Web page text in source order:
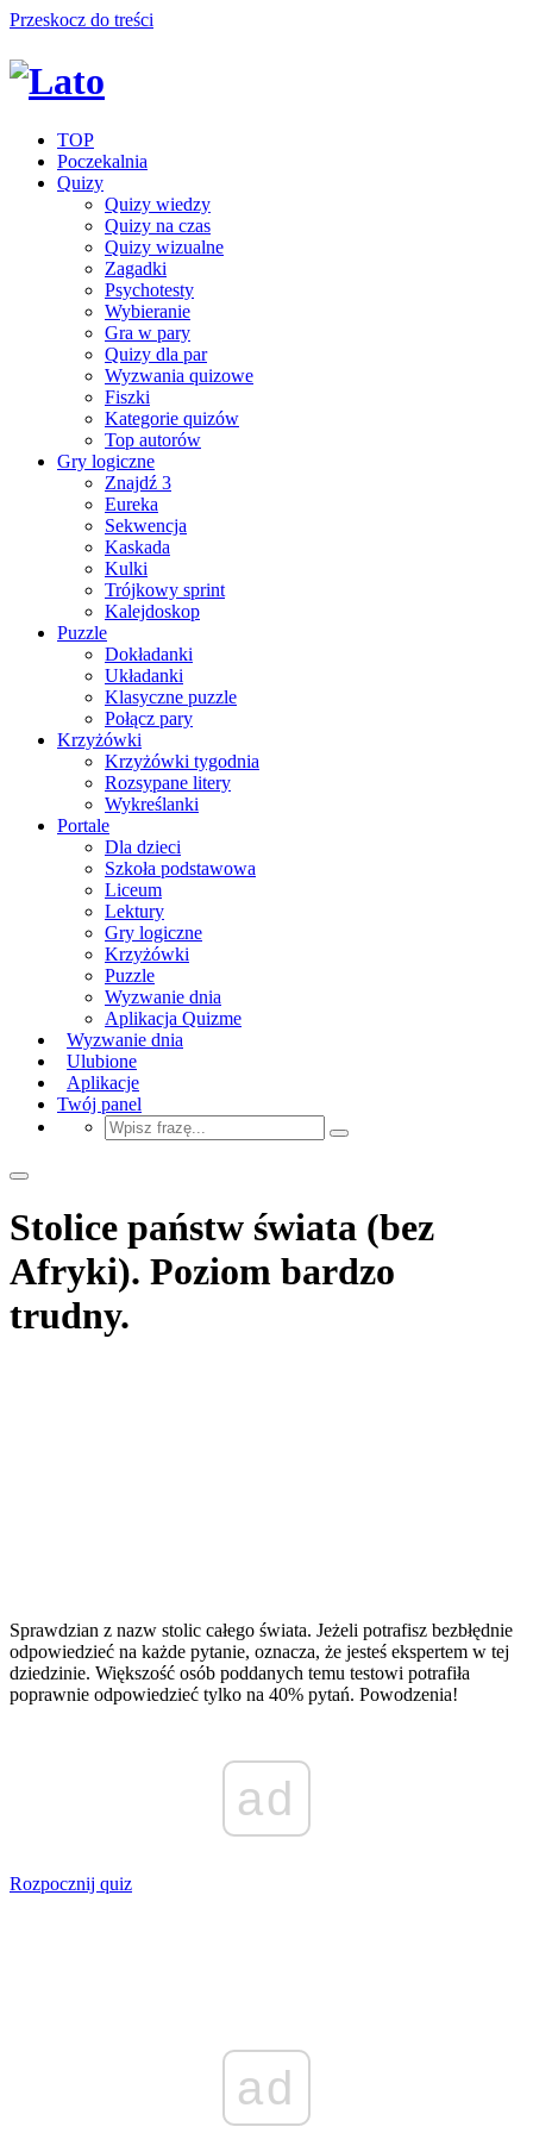
Przeskocz do treści
TOP
Poczekalnia
Quizy
Quizy wiedzy
Quizy na czas
Quizy wizualne
Zagadki
Psychotesty
Wybieranie
Gra w pary
Quizy dla par
Wyzwania quizowe
Fiszki
Kategorie quizów
Top autorów
Gry logiczne
Znajdź 3
Eureka
Sekwencja
Kaskada
Kulki
Trójkowy sprint
Kalejdoskop
Puzzle
Dokładanki
Układanki
Klasyczne puzzle
Połącz pary
Krzyżówki
Krzyżówki tygodnia
Rozsypane litery
Wykreślanki
Portale
Dla dzieci
Szkoła podstawowa
Liceum
Lektury
Gry logiczne
Krzyżówki
Puzzle
Wyzwanie dnia
Aplikacja Quizme
Wyzwanie dnia
Ulubione
Aplikacje
Twój panel
Stolice państw świata (bez
Afryki). Poziom bardzo
trudny.
Sprawdzian z nazw stolic całego świata. Jeżeli potrafisz bezbłędnie
odpowiedzieć na każde pytanie, oznacza, że jesteś ekspertem w tej
dziedzinie. Większość osób poddanych temu testowi potrafiła
poprawnie odpowiedzieć tylko na 40% pytań. Powodzenia!
ad
Rozpocznij quiz
ad